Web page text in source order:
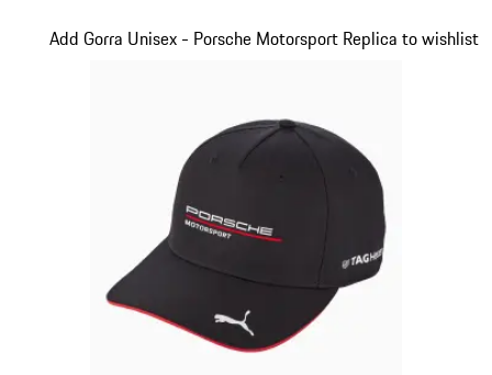
Add Gorra Unisex - Porsche Motorsport Replica to wishlist
Diapositiva 14 de 20